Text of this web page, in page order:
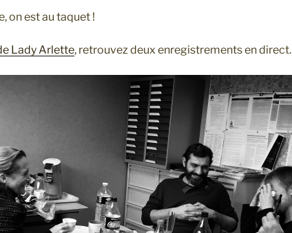
on est au taquet !
Lady Arlette, retrouvez deux enregistrements en direct.